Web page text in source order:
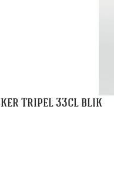
Tripel 33cl blik